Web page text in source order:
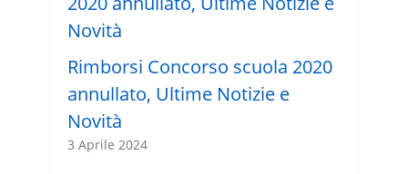
Rimborsi Concorso scuola 2020
annullato, Ultime Notizie e
Novità
3 Aprile 2024